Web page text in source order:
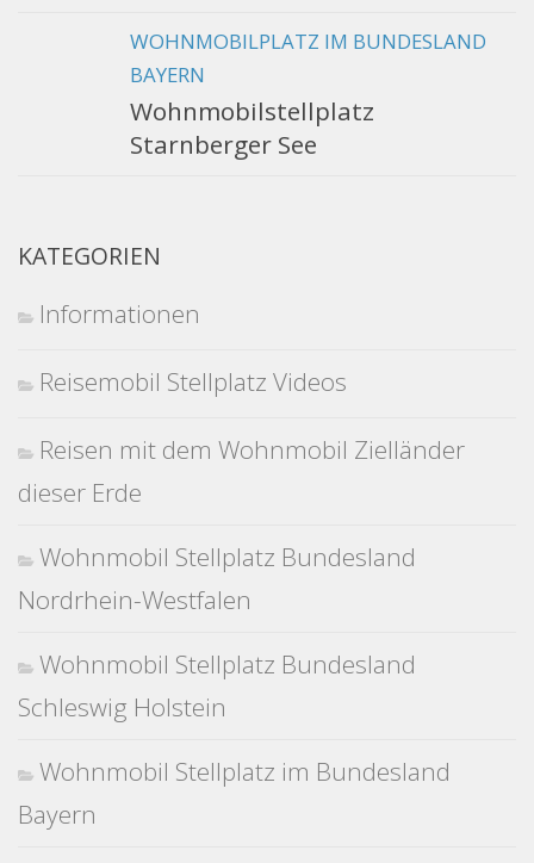
WOHNMOBILPLATZ IM BUNDESLAND
BAYERN
Wohnmobilstellplatz
Starnberger See
KATEGORIEN
Informationen
Reisemobil Stellplatz Videos
Reisen mit dem Wohnmobil Zielländer
dieser Erde
Wohnmobil Stellplatz Bundesland
Nordrhein-Westfalen
Wohnmobil Stellplatz Bundesland
Schleswig Holstein
Wohnmobil Stellplatz im Bundesland
Bayern